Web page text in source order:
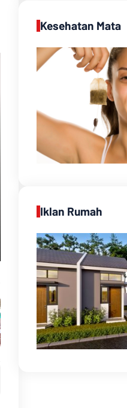
Kesehatan Mata
Iklan Rumah